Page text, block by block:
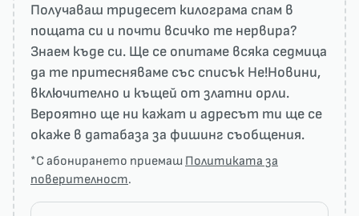
Получаваш тридесет килограма спам в
пощата си и почти всичко те нервира?
Знаем къде си. Ще се опитаме всяка седмица
да те притесняваме със списък He!Новини,
включително и къщей от златни орли.
Вероятно ще ни кажат и адресът ти ще се
окаже в датабаза за фишинг съобщения.
*С абонирането приемаш Политиката за
поверителност.